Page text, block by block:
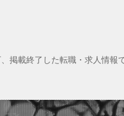
、掲載終了した転職・求人情報で